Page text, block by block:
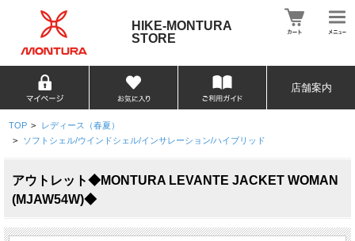
HIKE-MONTURA
STORE
店舗案内
TOP > レディース（春夏）
> ソフトシェル/ウインドシェル/インサレーション/ハイブリッド
アウトレット◆MONTURA LEVANTE JACKET WOMAN
(MJAW54W)◆